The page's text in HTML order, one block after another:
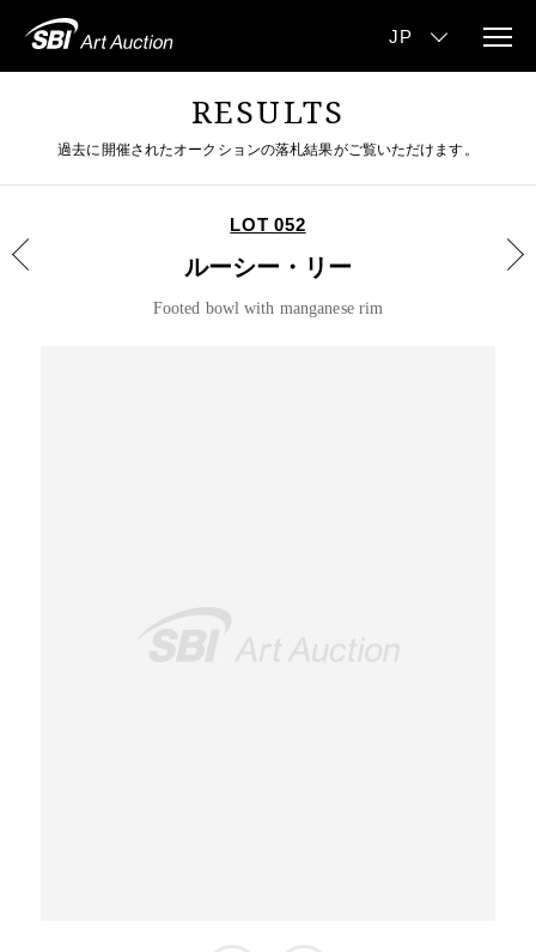
RESULTS
過去に開催されたオークションの落札結果がご覧いただけます。
LOT 052
ルーシー・リー
Footed bowl with manganese rim